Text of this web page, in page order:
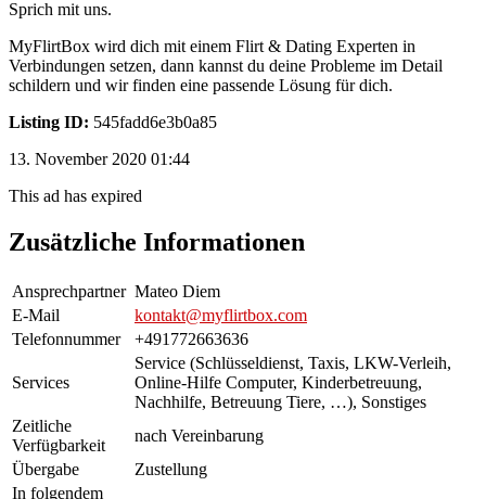
Sprich mit uns.
MyFlirtBox wird dich mit einem Flirt & Dating Experten in
Verbindungen setzen, dann kannst du deine Probleme im Detail
schildern und wir finden eine passende Lösung für dich.
Listing ID: 545fadd6e3b0a85
13. November 2020 01:44
This ad has expired
Zusätzliche Informationen
Ansprechpartner Mateo Diem
E-Mail
kontakt@myflirtbox.com
Telefonnummer
+491772663636
Services
Service (Schlüsseldienst, Taxis, LKW-Verleih,
Online-Hilfe Computer, Kinderbetreuung,
Nachhilfe, Betreuung Tiere, …), Sonstiges
Zeitliche
Verfügbarkeit
nach Vereinbarung
Übergabe
Zustellung
In folgendem